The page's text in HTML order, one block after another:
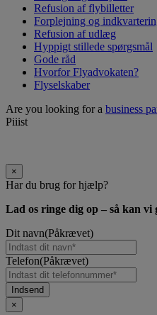
Refusion af flybilletter
Forplejning og
Refusion af udlæg
Hyppigt stillede spørgsmål
Gode råd
Hvorfor Flyadvokaten?
Flyselskaber
Are you looking for a business
Piiist
×
Har du brug for hjælp?
Lad os ringe dig op – så kan
Dit navn(Påkrævet)
Telefon(Påkrævet)
×